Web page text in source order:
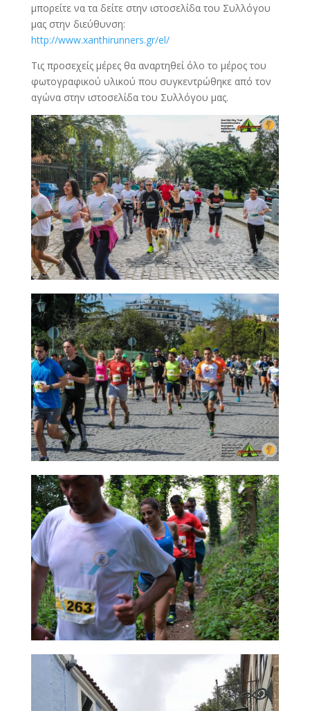
μπορείτε να τα δείτε στην ιστοσελίδα του Συλλόγου
μας στην διεύθυνση:
http://www.xanthirunners.gr/el/
Τις προσεχείς μέρες θα αναρτηθεί όλο το μέρος του
φωτογραφικού υλικού που συγκεντρώθηκε από τον
αγώνα στην ιστοσελίδα του Συλλόγου μας.